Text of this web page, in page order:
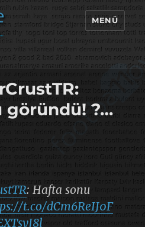
MENÜ
göründü! ?…
: Hafta sonu
t.co/dCm6ReIJ0F